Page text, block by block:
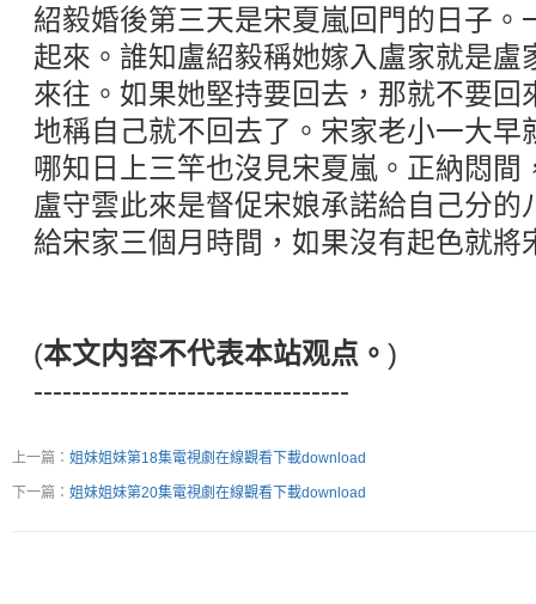
紹毅婚後第三天是宋夏嵐回門的日子。
起來。誰知盧紹毅稱她嫁入盧家就是盧
來往。如果她堅持要回去，那就不要回
地稱自己就不回去了。宋家老小一大早
哪知日上三竿也沒見宋夏嵐。正納悶間
盧守雲此來是督促宋娘承諾給自己分的
給宋家三個月時間，如果沒有起色就將
(本文内容不代表本站观点。 )
---------------------------------
上一篇： 姐妹姐妹第18集電視劇在線觀看下載download
下一篇： 姐妹姐妹第20集電視劇在線觀看下載download